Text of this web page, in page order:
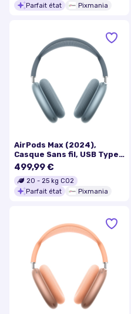
Parfait état
Pixmania
AirPods Max (2024),
Casque Sans fil, USB Type-
C Bluetooth, Bleu -
Excellent état
499,99 €
20 - 25 kg CO2
Parfait état
Pixmania